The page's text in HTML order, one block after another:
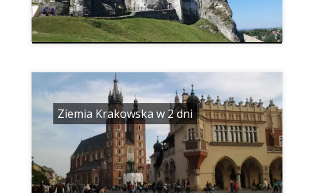
Ziemia Krakowska w 2 dni